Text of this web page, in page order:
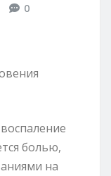
0
болью,
на